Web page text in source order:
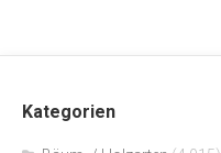
Kategorien